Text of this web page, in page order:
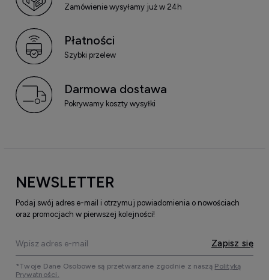
Zamówienie wysyłamy już w 24h
Płatności
Szybki przelew
Darmowa dostawa
Pokrywamy koszty wysyłki
NEWSLETTER
Podaj swój adres e-mail i otrzymuj powiadomienia o nowościach
oraz promocjach w pierwszej kolejności!
Zapisz się
*Twoje Dane Osobowe są przetwarzane zgodnie z naszą Polityką
Prywatności.